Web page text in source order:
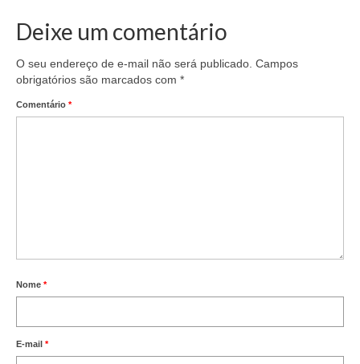
Deixe um comentário
O seu endereço de e-mail não será publicado. Campos
obrigatórios são marcados com *
Comentário *
Nome *
E-mail *